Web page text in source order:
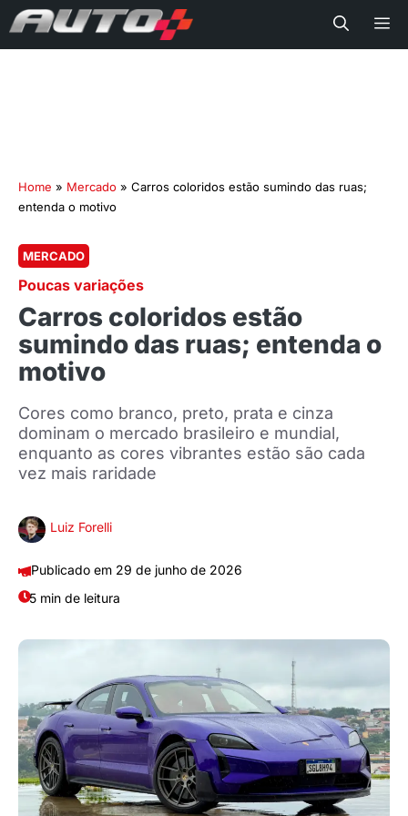
Home » Mercado » Carros coloridos estão sumindo das ruas;
entenda o motivo
MERCADO
Poucas variações
Carros coloridos estão
sumindo das ruas; entenda o
motivo
Cores como branco, preto, prata e cinza
dominam o mercado brasileiro e mundial,
enquanto as cores vibrantes estão são cada
vez mais raridade
Luiz Forelli
29 de junho de 2026
5 min de leitura